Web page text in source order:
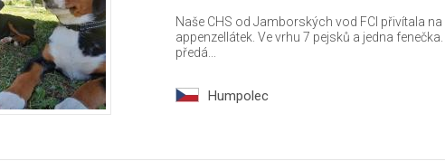
Naše CHS od Jamborských vod FCI přivítala
appenzellátek. Ve vrhu 7 pejsků a jedna
předá...
Humpolec